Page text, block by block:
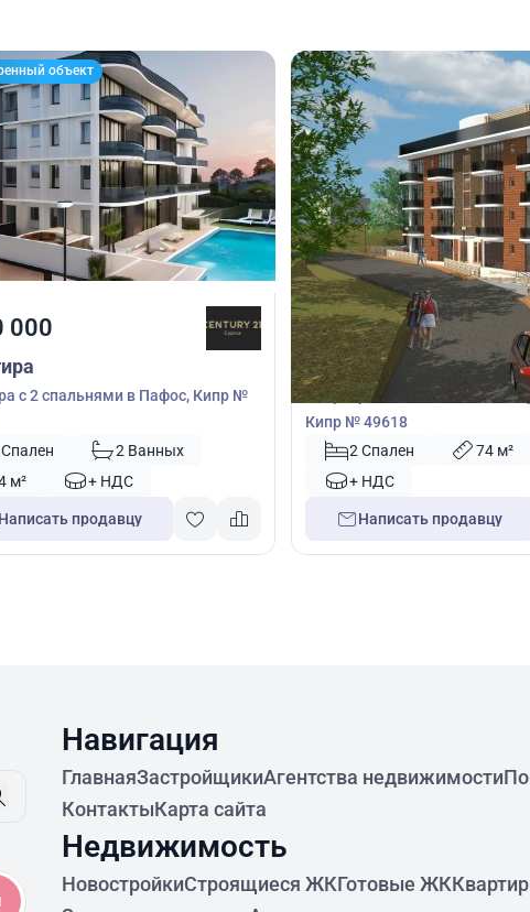
объект
000
с 2 спальнями в Пафос, Кипр №
2 Ванных
м²
+ НДС
Написать продавцу
€285 000
Квартира
Квартира с 2 спальнями в
Кипр № 49618
2 Спален
74 м²
+ НДС
Написать продавцу
Навигация
ГлавнаяЗастройщикиАгентства недвижимости
КонтактыКарта сайта
Недвижимость
НовостройкиСтроящиеся ЖКГотовые ЖК